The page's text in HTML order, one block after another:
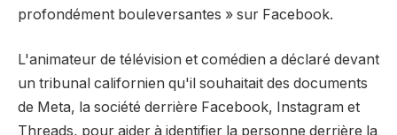
profondément bouleversantes » sur Facebook.
L'animateur de télévision et comédien a déclaré devant
un tribunal californien qu'il souhaitait des documents
de Meta, la société derrière Facebook, Instagram et
Threads, pour aider à identifier la personne derrière la